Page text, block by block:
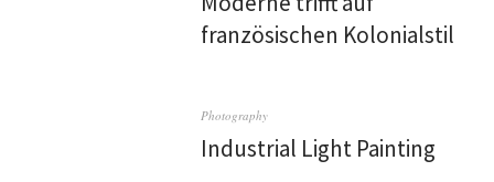
französischen Kolonialstil
Photography
Industrial Light Painting